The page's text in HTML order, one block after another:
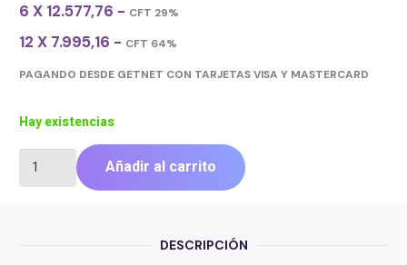
6 X 12.577,76 - CFT 29%
12 X 7.995,16 - CFT 64%
PAGANDO DESDE GETNET CON TARJETAS VISA Y MASTERCARD
Hay existencias
GAMER
AUREOX
Añadir al carrito
DESCRIPCIÓN